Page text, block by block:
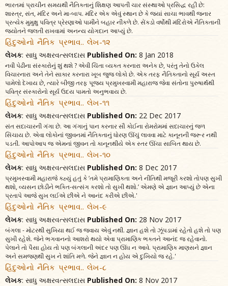
ભારતમાં પ્રાચીન સમયથી નૈતિકતાનું શિક્ષણ આપતી ચાર સંસ્થાઓ પ્રસિદ્ધ રહી છે:
શાસ્ત્ર, સંત, મંદિર અને મા-બાપ. મંદિર એક એવું સ્થાન છે કે જ્યાં સાચા ભાવથી જનાર
પ્રત્યેક મુમુક્ષુ પવિત્ર પ્રેરણાઓ પામીને બહાર નીકળે છે. સેંકડો વર્ષોથી મંદિરોએ નૈતિકતાની
જ્યોતને જલતી રાખવામાં અનન્ય યોગદાન આપ્યું છે.
હિંદુઓનો નૈતિક પ્રભાવ.. લેખ-૧૨
લેખક: સાધુ અક્ષરવત્સલદાસ Published On: 8 Jan 2018
નવી પેઢીના સંસ્કારોનું શું થશે ? એવી ચિંતા વ્યક્ત કરનારા અનેક છે, પરંતુ તેનો ઉકેલ
વિચારનારા અને તેને સાકાર કરનારા ખૂબ જુજ લોકો છે. એક તરફ નૈતિકતાનો સૂર્ય અસ્ત
પામેલો દેખાય છે, ત્યારે બીજી તરફ પૂજ્ય પ્રમુખસ્વામી મહારાજ જેવા સંતોના પુરુષાર્થથી
પવિત્ર સંસ્કારોનો સૂર્ય ઉદય પામતો અનુભવાય છે.
હિંદુઓનો નૈતિક પ્રભાવ.. લેખ-૧૧
લેખક: સાધુ અક્ષરવત્સલદાસ Published On: 22 Dec 2017
સંત સદાચારની ગંગા છે. આ ગંગાનું પાન કરનાર સૌ કોઈના રોમરોમમાં સદાચારનું જળ
સિંચાય છે. એવા લોકોનાં જીવનમાં નૈતિકતાનું ધોરણ ઊંચું લાવવા માટે કાનૂનની જરૂર નથી
પડતી. આપોઆપ જ એમનાં જીવન તો કાનૂનથીયે એક સ્તર ઊંચા સાબિત થાય છે.
હિંદુઓનો નૈતિક પ્રભાવ.. લેખ-૧૦
લેખક: સાધુ અક્ષરવત્સલદાસ Published On: 8 Dec 2017
પ્રમુખસ્વામી મહારાજે કહ્યું હતું કે ‘તમે પ્રામાણિકતા અને નીતિથી મજૂરી કરશો તોપણ સુખી
થશો, વ્યસન છોડીને ભક્તિ-સત્સંગ કરશો તો સુખી થશો.’ એમણે એ જ્ઞાન આપ્યું છે એના
પ્રતાપે આજે સુખ લઈએ છીએ ને આનંદ કરીએ છીએ.'
હિંદુઓનો નૈતિક પ્રભાવ.. લેખ-૯
લેખક: સાધુ અક્ષરવત્સલદાસ Published On: 28 Nov 2017
બંગલા - મોટરથી સુખિયા થઈ જ જવાય એવું નથી. જ્ઞાન હશે તો ઝૂંપડામાં રહેતો હશે તો પણ
સુખી રહેશે. જેને ભગવાનનો આશરો થયો એવા પ્રામાણિક ભક્તને આનંદ જ રહેવાનો.
પેલાને તો પૈસા હોય તો પણ બંગલાની અંદર પણ ઊંઘ ન આવે. પ્રામાણિક માણસને જ્ઞાન
અને સમજણથી સુખ ને શાંતિ મળે. જેને જ્ઞાન ન હોય એ દુખિયો જ રહે.'
હિંદુઓનો નૈતિક પ્રભાવ.. લેખ-૮
લેખક: સાધુ અક્ષરવત્સલદાસ Published On: 8 Nov 2017